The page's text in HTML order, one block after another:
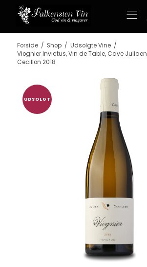
Forside / Shop / Udsolgte Vine /
Viognier Invictus, Vin de Table, Cave Juliaen
Cecillon 2018
UDSOLGT